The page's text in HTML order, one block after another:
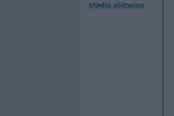
stadio olimpico